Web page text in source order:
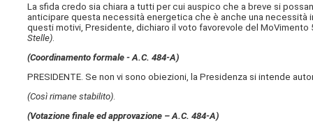
La sfida credo sia chiara a tutti per cui auspico che a breve si
anticipare questa necessità energetica che è anche una
questi motivi, Presidente, dichiaro il voto favorevole del
Stelle)
(Coordinamento formale - A.C. 484-A​)
PRESIDENTE. Se non vi sono obiezioni, la Presidenza si intende
(Così rimane stabilito).
(Votazione finale ed approvazione – A.C. 484-A​)